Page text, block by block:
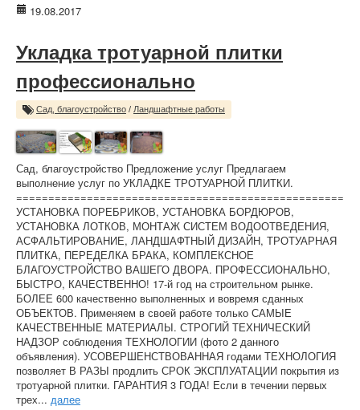
19.08.2017
Укладка тротуарной плитки
профессионально
Сад, благоустройство / Ландшафтные работы
Сад, благоустройство Предложение услуг Предлагаем
выполнение услуг по УКЛАДКЕ ТРОТУАРНОЙ ПЛИТКИ.
===================================================
УСТАНОВКА ПОРЕБРИКОВ, УСТАНОВКА БОРДЮРОВ,
УСТАНОВКА ЛОТКОВ, МОНТАЖ СИСТЕМ ВОДООТВЕДЕНИЯ,
АСФАЛЬТИРОВАНИЕ, ЛАНДШАФТНЫЙ ДИЗАЙН, ТРОТУАРНАЯ
ПЛИТКА, ПЕРЕДЕЛКА БРАКА, КОМПЛЕКСНОЕ
БЛАГОУСТРОЙСТВО ВАШЕГО ДВОРА. ПРОФЕССИОНАЛЬНО,
БЫСТРО, КАЧЕСТВЕННО! 17-й год на строительном рынке.
БОЛЕЕ 600 качественно выполненных и вовремя сданных
ОБЪЕКТОВ. Применяем в своей работе только САМЫЕ
КАЧЕСТВЕННЫЕ МАТЕРИАЛЫ. СТРОГИЙ ТЕХНИЧЕСКИЙ
НАДЗОР соблюдения ТЕХНОЛОГИИ (фото 2 данного
объявления). УСОВЕРШЕНСТВОВАННАЯ годами ТЕХНОЛОГИЯ
позволяет В РАЗЫ продлить СРОК ЭКСПЛУАТАЦИИ покрытия из
тротуарной плитки. ГАРАНТИЯ 3 ГОДА! Если в течении первых
трех... далее